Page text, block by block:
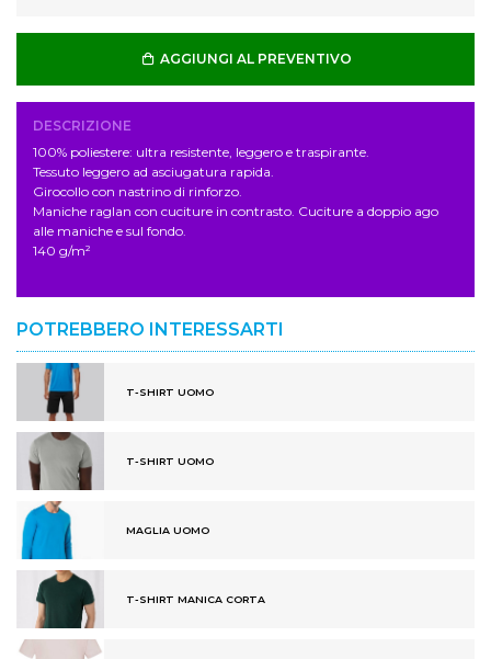
AGGIUNGI AL PREVENTIVO
DESCRIZIONE
100% poliestere: ultra resistente, leggero e traspirante.
Tessuto leggero ad asciugatura rapida.
Girocollo con nastrino di rinforzo.
Maniche raglan con cuciture in contrasto. Cuciture a doppio ago
alle maniche e sul fondo.
140 g/m²
POTREBBERO INTERESSARTI
T-SHIRT UOMO
T-SHIRT UOMO
MAGLIA UOMO
T-SHIRT MANICA CORTA